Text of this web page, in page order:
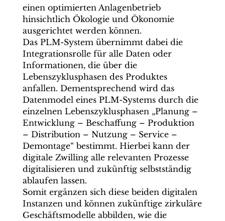
einen optimierten Anlagenbetrieb
hinsichtlich Ökologie und Ökonomie
ausgerichtet werden können.
Das PLM-System übernimmt dabei die
Integrationsrolle für alle Daten oder
Informationen, die über die
Lebenszyklusphasen des Produktes
anfallen. Dementsprechend wird das
Datenmodel eines PLM-Systems durch die
einzelnen Lebenszyklusphasen „Planung –
Entwicklung – Beschaffung – Produktion
– Distribution – Nutzung – Service –
Demontage“ bestimmt. Hierbei kann der
digitale Zwilling alle relevanten Prozesse
digitalisieren und zukünftig selbstständig
ablaufen lassen.
Somit ergänzen sich diese beiden digitalen
Instanzen und können zukünftige zirkuläre
Geschäftsmodelle abbilden, wie die